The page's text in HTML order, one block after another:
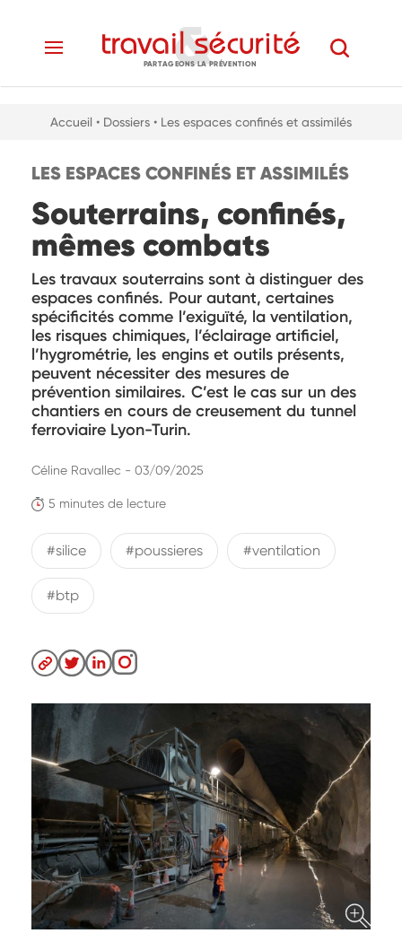
PARTAGEONS LA PRÉVENTION
Accueil • Dossiers • Les espaces confinés et assimilés
LES ESPACES CONFINÉS ET ASSIMILÉS
Souterrains, confinés,
mêmes combats
Les travaux souterrains sont à distinguer des
espaces confinés. Pour autant, certaines
spécificités comme l’exiguïté, la ventilation,
les risques chimiques, l’éclairage artificiel,
l’hygrométrie, les engins et outils présents,
peuvent nécessiter des mesures de
prévention similaires. C’est le cas sur un des
chantiers en cours de creusement du tunnel
ferroviaire Lyon-Turin.
5 minutes de lecture
Céline Ravallec - 03/09/2025
#silice #poussieres #ventilation
#btp